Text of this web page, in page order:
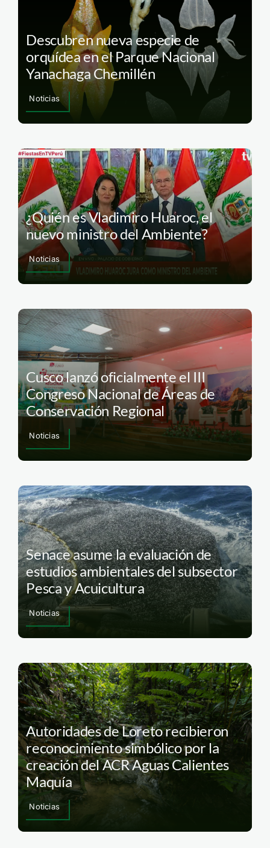
Descubren nueva especie de
orquídea en el Parque Nacional
Yanachaga Chemillén
Noticias
¿Quién es Vladimiro Huaroc, el
nuevo ministro del Ambiente?
Noticias
Cusco lanzó oficialmente el III
Congreso Nacional de Áreas de
Conservación Regional
Noticias
Senace asume la evaluación de
estudios ambientales del subsector
Pesca y Acuicultura
Noticias
Autoridades de Loreto recibieron
reconocimiento simbólico por la
creación del ACR Aguas Calientes
Maquía
Noticias